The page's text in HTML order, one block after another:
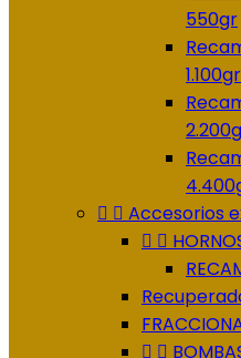
550gr
1.100gr
  Accesorios
 
 